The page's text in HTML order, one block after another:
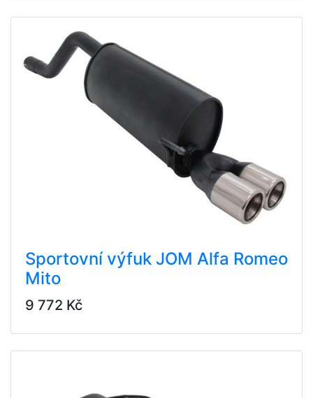
Sportovní výfuk JOM Alfa Romeo
Mito
9 772 Kč